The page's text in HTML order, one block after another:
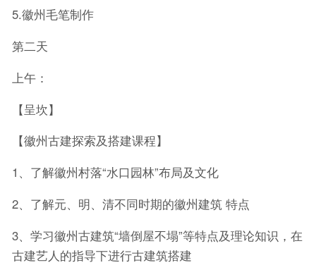
5.徽州毛笔制作
第二天
上午：
【呈坎】
【徽州古建探索及搭建课程】
1、了解徽州村落“水口园林”布局及文化
2、了解元、明、清不同时期的徽州建筑 特点
3、学习徽州古建筑“墙倒屋不塌”等特点及理论知识，在
古建艺人的指导下进行古建筑搭建